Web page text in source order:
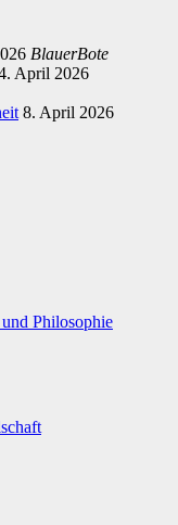
BlauerBote
April 2026
8. April 2026
Philosophie